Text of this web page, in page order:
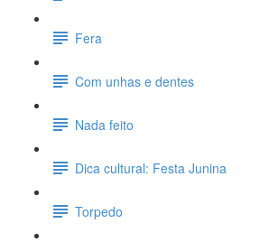
Fera
Com unhas e dentes
Nada feito
Dica cultural: Festa Junina
Torpedo